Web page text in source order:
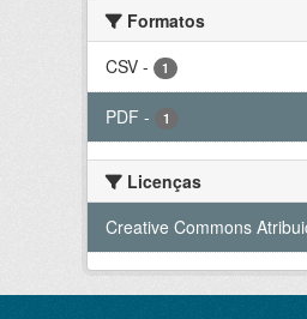
Formatos
CSV - 1
PDF - 1
Licenças
Creative Commons